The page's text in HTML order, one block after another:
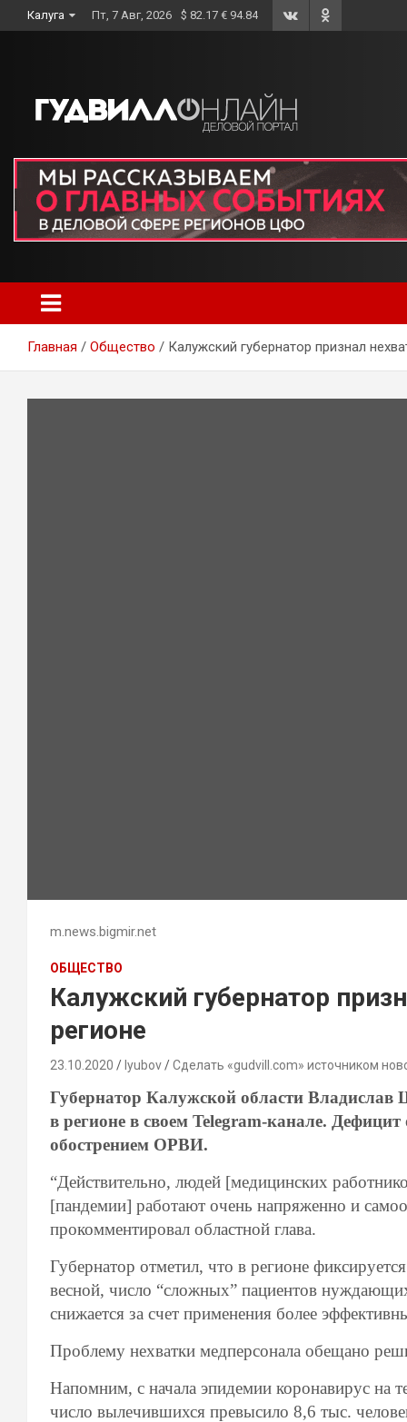
to
Калуга Пт, 7 Авг, 2026 $ 82.17 € 94.84
Главная Общество Калужский губернатор признал
m.news.bigmir.net
ОБЩЕСТВО
Калужский губернатор
регионе
23.10.2020 lyubov Сделать «gudvill.com» источником
Губернатор Калужской области
в регионе в своем Telegram-канале.
обострением ОРВИ.
“Действительно, людей [медицинских
[пандемии] работают очень напряженно и
прокомментировал областной глава.
Губернатор отметил, что в регионе
весной, число “сложных” пациентов
снижается за счет применения более
Проблему нехватки медперсонала обещано
Напомним, с начала эпидемии коронавирус на
число вылечившихся превысило 8,6 тыс.